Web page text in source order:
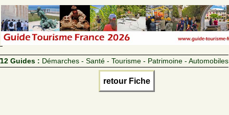
12 Guides : Démarches - Santé - Tourisme - Patrimoine - Automobiles
retour Fiche